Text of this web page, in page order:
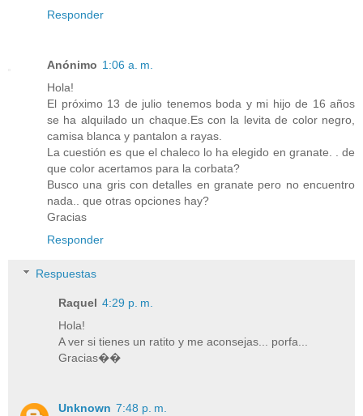
Responder
Anónimo 1:06 a. m.
Hola!
El próximo 13 de julio tenemos boda y mi hijo de 16 años
se ha alquilado un chaque.Es con la levita de color negro,
camisa blanca y pantalon a rayas.
La cuestión es que el chaleco lo ha elegido en granate. . de
que color acertamos para la corbata?
Busco una gris con detalles en granate pero no encuentro
nada.. que otras opciones hay?
Gracias
Responder
Respuestas
Raquel 4:29 p. m.
Hola!
A ver si tienes un ratito y me aconsejas... porfa...
Gracias��
Unknown 7:48 p. m.